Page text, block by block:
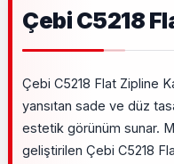
Çebi C5218
Çebi C5218 Flat Zipline
yansıtan sade ve düz
estetik görünüm sunar.
geliştirilen Çebi C5218